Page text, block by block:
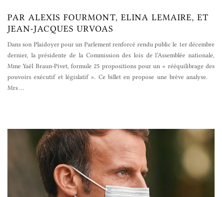
PAR ALEXIS FOURMONT, ELINA LEMAIRE, ET
JEAN-JACQUES URVOAS
Dans son Plaidoyer pour un Parlement renforcé rendu public le 1er décembre
dernier, la présidente de la Commission des lois de l’Assemblée nationale,
Mme Yaël Braun-Pivet, formule 25 propositions pour un « rééquilibrage des
pouvoirs exécutif et législatif ». Ce billet en propose une brève analyse.
Mrs …